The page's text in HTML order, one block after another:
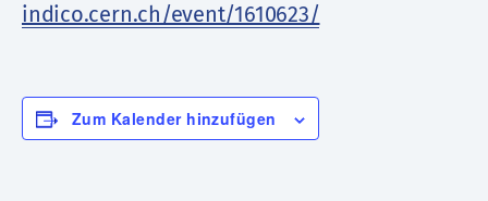
indico.cern.ch/event/1610623/
Zum Kalender hinzufügen